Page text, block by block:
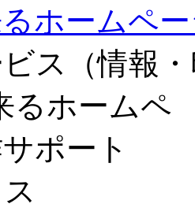
ホームペ
ス（情報・